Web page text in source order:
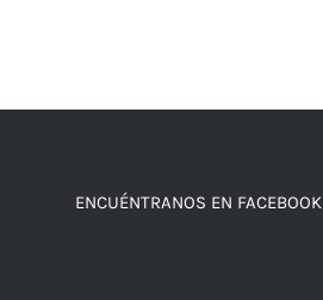
ENCUÉNTRANOS EN FACEBOOK